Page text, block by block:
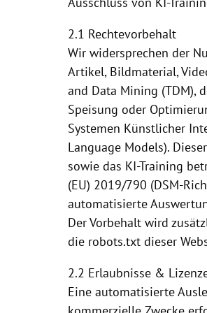
2.1 Rechtevorbehalt
Wir widersprechen der
Artikel, Bildmaterial,
and Data Mining (TDM),
Speisung oder
Systemen Künstlicher
Language Models).
sowie das KI-Training
(EU) 2019/790 (DSM-
automatisierte
Der Vorbehalt wird
die robots.txt dieser
2.2 Erlaubnisse &
Eine automatisierte